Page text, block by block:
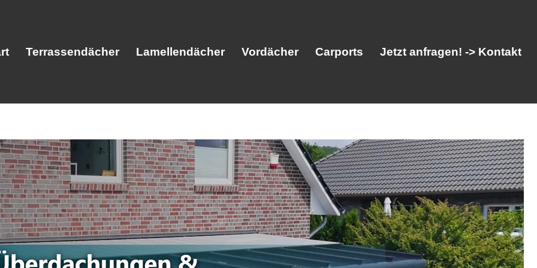
Terrassendächer Lamellendächer Vordächer Carports Jetzt anfragen! -> Kontakt